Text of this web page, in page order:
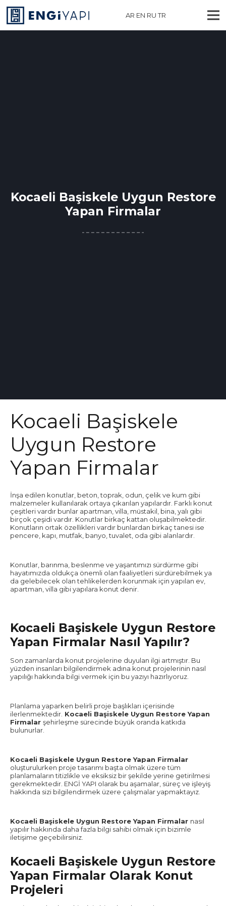
AR EN RU TR
Kocaeli Başiskele Uygun Restore
Yapan Firmalar
Kocaeli Başiskele
Uygun Restore
Yapan Firmalar
İnşa edilen konutlar, beton, toprak, odun, çelik ve kum gibi
malzemeler kullanılarak ortaya çıkarılan yapılardır. Farklı konut
çeşitleri vardır bunlar apartman, villa, müstakil, bina, yalı gibi
birçok çeşidi vardır. Konutlar birkaç kattan oluşabilmektedir.
Konutların ortak özellikleri vardır bunlardan birkaç tanesi ise
pencere, kapı, mutfak, banyo, tuvalet, oda gibi alanlardır.
Konutlar, barınma, beslenme ve yaşantımızı sürdürme gibi
hayatımızda oldukça önemli olan faaliyetleri sürdürebilmek ya
da gelebilecek olan tehlikelerden korunmak için yapılan ev,
apartman, villa gibi yapılara konut denir.
Kocaeli Başiskele Uygun Restore
Yapan Firmalar Nasıl Yapılır?
Son zamanlarda konut projelerine duyulan ilgi artmıştır. Bu
yüzden insanları bilgilendirmek adına konut projelerinin nasıl
yapılığı hakkında bilgi vermek için bu yazıyı hazırlıyoruz.
Planlama yaparken belirli proje başlıkları içerisinde
ilerlenmektedir. Kocaeli Başiskele Uygun Restore Yapan
Firmalar şehirleşme sürecinde büyük oranda katkıda
bulunurlar.
Kocaeli Başiskele Uygun Restore Yapan Firmalar
oluşturulurken proje tasarımı başta olmak üzere tüm
planlamaların titizlikle ve eksiksiz bir şekilde yerine getirilmesi
gerekmektedir. ENGİ YAPI olarak bu aşamalar, süreç ve işleyiş
hakkında sizi bilgilendirmek üzere çalışmalar yapmaktayız.
Kocaeli Başiskele Uygun Restore Yapan Firmalar nasıl
yapılır hakkında daha fazla bilgi sahibi olmak için bizimle
iletişime geçebilirsiniz.
Kocaeli Başiskele Uygun Restore
Yapan Firmalar Olarak Konut
Projeleri